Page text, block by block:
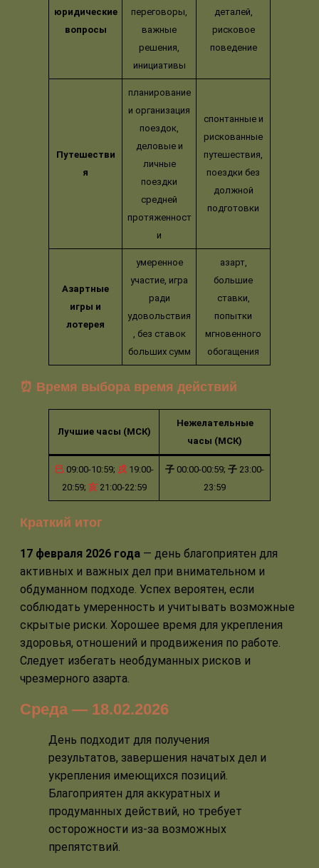
юридические
вопросы
переговоры,
важные
решения,
инициативы
деталей,
рисковое
поведение
Путешестви
я
планирование
и организация
поездок,
деловые и
личные
поездки
средней
протяженност
и
спонтанные и
рискованные
путешествия,
поездки без
должной
подготовки
Азартные
игры и
лотерея
умеренное
участие, игра
ради
удовольствия
, без ставок
больших сумм
азарт,
большие
ставки,
попытки
мгновенного
обогащения
⏰ Время выбора время действий
Лучшие часы (МСК)
Нежелательные
часы (МСК)
巳09:00-10:59; 戌19:00-
20:59; 亥21:00-22:59
子 00:00-00:59; 子 23:00-
23:59
Краткий итог
17 февраля 2026 года — день благоприятен для
активных и важных дел при внимательном и
обдуманном подходе. Успех вероятен, если
соблюдать умеренность и учитывать возможные
скрытые риски. Хорошее время для укрепления
здоровья, отношений и продвижения по работе.
Следует избегать необдуманных рисков и
чрезмерного азарта.
Среда — 18.02.2026
День подходит для получения
результатов, завершения начатых дел и
укрепления имеющихся позиций.
Благоприятен для аккуратных и
продуманных действий, но требует
осторожности из-за возможных
препятствий.